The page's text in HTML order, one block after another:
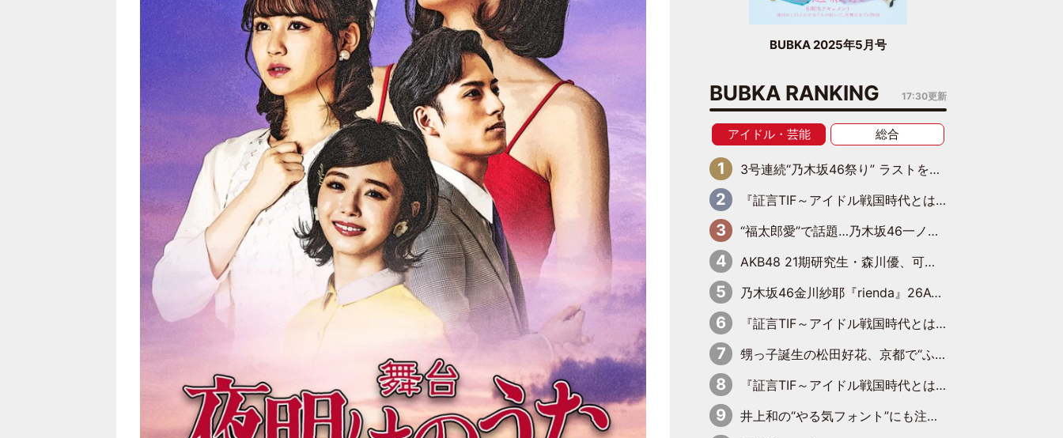
BUBKA 2025年5月号
BUBKA RANKING 17:30更新
アイドル・芸能 総合
3号連続“乃木坂46祭り” ラストを飾るのは賀喜遥香…5年ぶりの登場に「5年分大人になった私を見ていただけたら」
『証言TIF～アイドル戦国時代とはなんだったのか～』第6回：でんぱ組.inc・古川未鈴×相沢梨紗「『ハロプロやりたかったな』って言ったら、夢眠ねむさんに『てめえはでんぱ組．incなんだよ！』って肩パンされて(笑)」
“福太郎愛”で話題…乃木坂46一ノ瀬美空、地元福岡『めんべい25周年トップサポーター』に就任
AKB48 21期研究生・森川優、可愛さもある大人の女性に
乃木坂46金川紗耶『rienda』26AW LOOKモデルに就任
『証言TIF～アイドル戦国時代とはなんだったのか～』第11回：私立恵比寿中学・真山りか×安本彩花「TIFで10年ぶりのキョンシーメイクをしたら、場を完全に引かせてしまって。時代が変わったんだなって」
甥っ子誕生の松田好花、京都で“ふたつの家族”をはしご！ “母”黒谷友香に見送られ、“父”松岡昌宏とはハシゴ酒
『証言TIF～アイドル戦国時代とはなんだったのか～』第10回：さくら学院・武藤彩未×飯田らうら「正直、中3で辞めるというのを信じてなくて。そう言われてはいたけど、嘘でしょって」
井上和の“やる気フォント”にも注目 乃木坂46が挑んだ書道パフォーマンスの舞台裏